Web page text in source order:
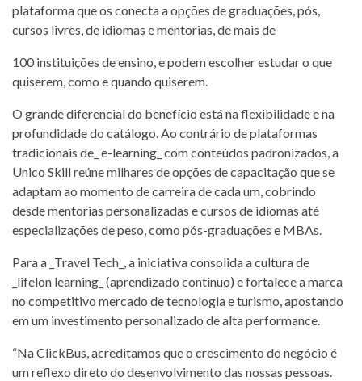
plataforma que os conecta a opções de graduações, pós,
cursos livres, de idiomas e mentorias, de mais de
100 instituições de ensino, e podem escolher estudar o que
quiserem, como e quando quiserem.
O grande diferencial do benefício está na flexibilidade e na
profundidade do catálogo. Ao contrário de plataformas
tradicionais de_ e-learning_ com conteúdos padronizados, a
Unico Skill reúne milhares de opções de capacitação que se
adaptam ao momento de carreira de cada um, cobrindo
desde mentorias personalizadas e cursos de idiomas até
especializações de peso, como pós-graduações e MBAs.
Para a _Travel Tech_, a iniciativa consolida a cultura de
_lifelon learning_ (aprendizado contínuo) e fortalece a marca
no competitivo mercado de tecnologia e turismo, apostando
em um investimento personalizado de alta performance.
“Na ClickBus, acreditamos que o crescimento do negócio é
um reflexo direto do desenvolvimento das nossas pessoas.